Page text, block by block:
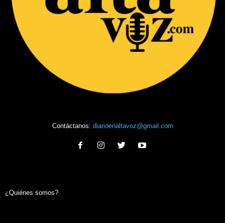
Contáctanos: diarioenaltavoz@gmail.com
¿Quiénes somos?